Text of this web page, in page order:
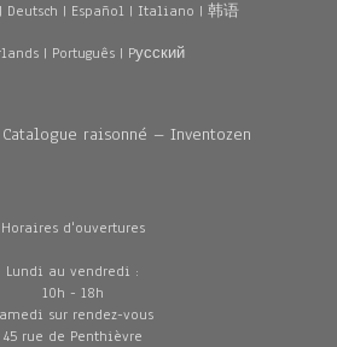
| Deutsch | Español | Italiano | 韩语
| Português| Pусский
raisonné – Inventozen
Horaires d'ouvertures
Lundi au vendredi :
10h - 18h
sur rendez-vous
45 rue de Penthièvre